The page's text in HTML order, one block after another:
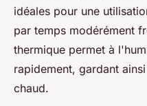
idéales pour une
par temps modérément
thermique permet à
rapidement, gardant
chaud.